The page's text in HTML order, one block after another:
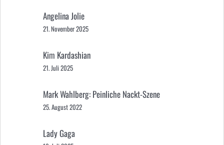
Angelina Jolie
21. November 2025
Kim Kardashian
21. Juli 2025
Mark Wahlberg: Peinliche Nackt-Szene
25. August 2022
Lady Gaga